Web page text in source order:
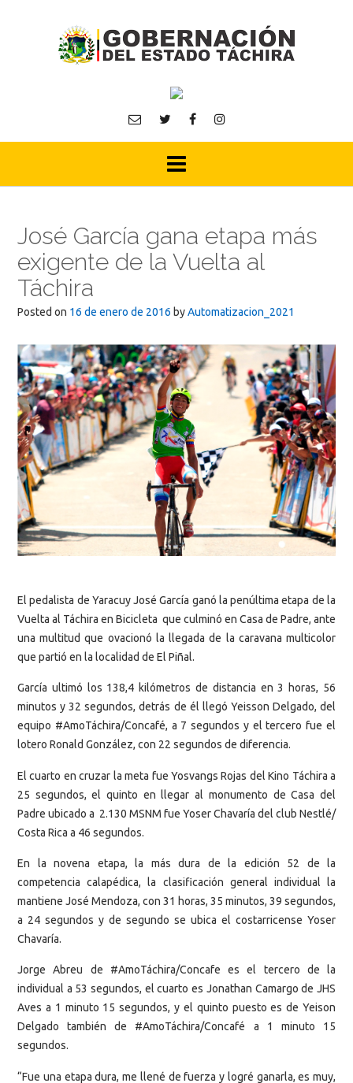
José García gana etapa más
exigente de la Vuelta al
Táchira
Posted on 16 de enero de 2016 byAutomatizacion_2021
El pedalista de Yaracuy José García ganó la penúltima etapa de la
Vuelta al Táchira en Bicicleta que culminó en Casa de Padre, ante
una multitud que ovacionó la llegada de la caravana multicolor
que partió en la localidad de El Piñal.
García ultimó los 138,4 kilómetros de distancia en 3 horas, 56
minutos y 32 segundos, detrás de él llegó Yeisson Delgado, del
equipo #AmoTáchira/Concafé, a 7 segundos y el tercero fue el
lotero Ronald González, con 22 segundos de diferencia.
El cuarto en cruzar la meta fue Yosvangs Rojas del Kino Táchira a
25 segundos, el quinto en llegar al monumento de Casa del
Padre ubicado a 2.130 MSNM fue Yoser Chavaría del club Nestlé/
Costa Rica a 46 segundos.
En la novena etapa, la más dura de la edición 52 de la
competencia calapédica, la clasificación general individual la
mantiene José Mendoza, con 31 horas, 35 minutos, 39 segundos,
a 24 segundos y de segundo se ubica el costarricense Yoser
Chavaría.
Jorge Abreu de #AmoTáchira/Concafe es el tercero de la
individual a 53 segundos, el cuarto es Jonathan Camargo de JHS
Aves a 1 minuto 15 segundos, y el quinto puesto es de Yeison
Delgado también de #AmoTáchira/Concafé a 1 minuto 15
segundos.
“Fue una etapa dura, me llené de fuerza y logré ganarla, es muy,